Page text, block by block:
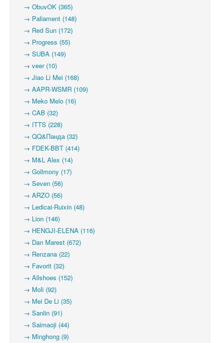
→ ObuvOK (365)
→ Paliament (148)
→ Red Sun (172)
→ Progress (55)
→ SUBA (149)
→ veer (10)
→ Jiao Li Mei (168)
→ AAPR-WSMR (109)
→ Meko Melo (16)
→ CAB (32)
→ ITTS (228)
→ QQ&Панда (32)
→ FDEK-BBT (414)
→ M&L Alex (14)
→ Gollmony (17)
→ Seven (56)
→ ARZO (56)
→ Ledicai-Ruixin (48)
→ Lion (146)
→ HENGJI-ELENA (116)
→ Dan Marest (672)
→ Renzana (22)
→ Favorit (32)
→ Allshoes (152)
→ Moli (92)
→ Mei De Li (35)
→ Sanlin (91)
→ Saimaoji (44)
→ Minghong (9)